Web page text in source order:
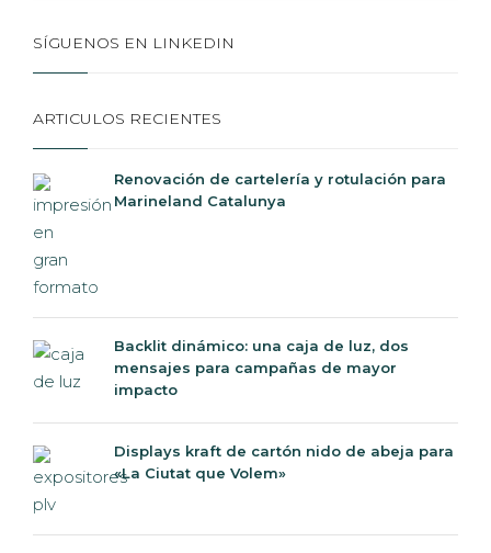
SÍGUENOS EN LINKEDIN
ARTICULOS RECIENTES
Renovación de cartelería y rotulación para
Marineland Catalunya
Backlit dinámico: una caja de luz, dos
mensajes para campañas de mayor
impacto
Displays kraft de cartón nido de abeja para
«La Ciutat que Volem»